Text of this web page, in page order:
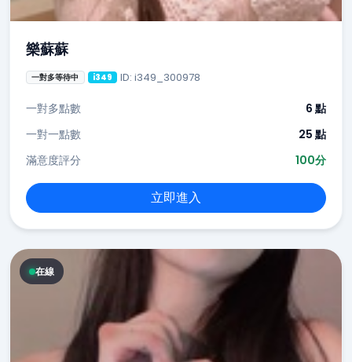
樂蘇蘇
一對多等待中 i349 ID: i349_300978
一對多點數
6 點
一對一點數
25 點
滿意度評分
100分
立即進入
在線